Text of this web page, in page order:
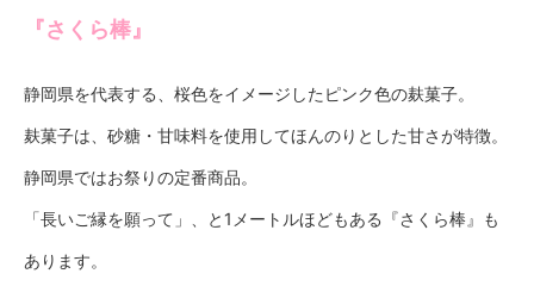
『さくら棒』
静岡県を代表する、桜色をイメージしたピンク色の麸菓子。
麸菓子は、砂糖・甘味料を使用してほんのりとした甘さが特徴。
静岡県ではお祭りの定番商品。
「長いご縁を願って」、と1メートルほどもある『さくら棒』も
あります。